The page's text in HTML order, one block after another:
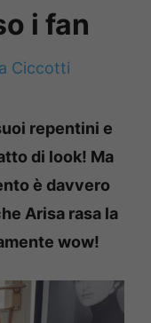
i fan
Ciccotti
repentini e
di look! Ma
è davvero
Arisa rasa la
wow!